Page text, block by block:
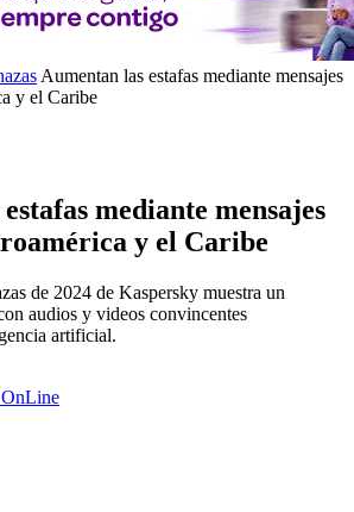
Aumentan las estafas mediante mensajes
y el Caribe
mediante mensajes
y el Caribe
de 2024 de Kaspersky muestra un
audios y videos convincentes
artificial.